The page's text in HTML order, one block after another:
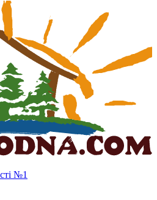
№1